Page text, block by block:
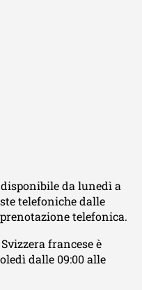
da lunedì a
telefoniche dalle
telefonica.
francese è
dalle 09:00 alle